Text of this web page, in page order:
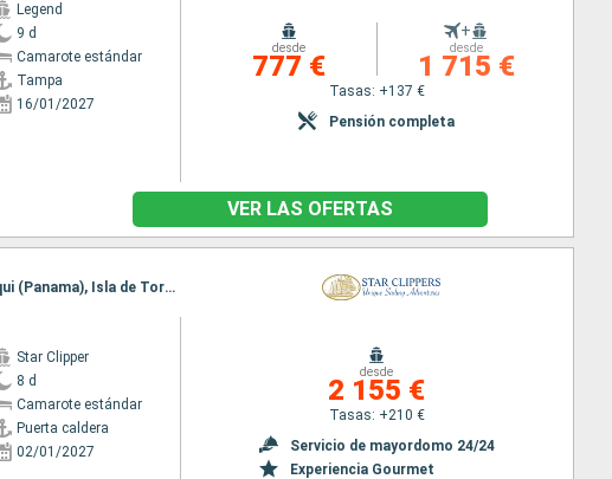
Legend
9 d
Camarote estándar
Tampa
16/01/2027
desde
777 €
+
desde
1 715 €
Tasas: +137 €
Pensión completa
VER LAS OFERTAS
Itinerario : Puerta caldera, Quepos, Golfito, Isla de Coiba, Parc Marino Golfo de Chiriqui (Panama), Isla de Tortuga, Puerta caldera
Star Clipper
8 d
Camarote estándar
Puerta caldera
02/01/2027
desde
2 155 €
Tasas: +210 €
Servicio de mayordomo 24/24
Experiencia Gourmet